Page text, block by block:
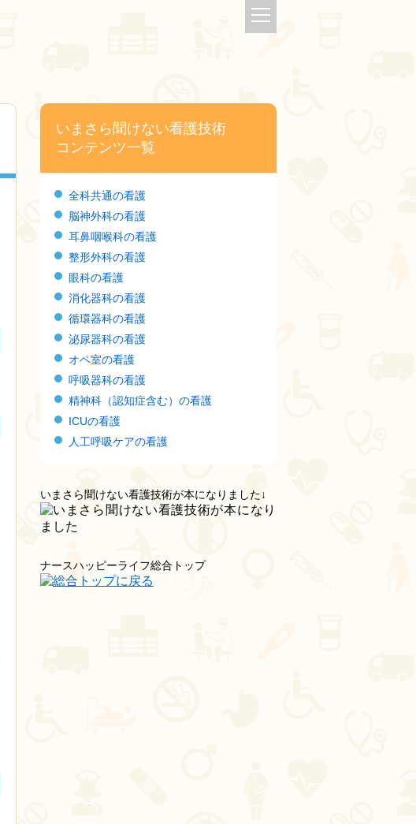
いまさら聞けない看護技術
コンテンツ一覧
全科共通の看護
脳神外科の看護
耳鼻咽喉科の看護
整形外科の看護
眼科の看護
消化器科の看護
循環器科の看護
泌尿器科の看護
オペ室の看護
呼吸器科の看護
精神科（認知症含む）の看護
ICUの看護
人工呼吸ケアの看護
いまさら聞けない看護技術が本になりました↓
ナースハッピーライフ総合トップ